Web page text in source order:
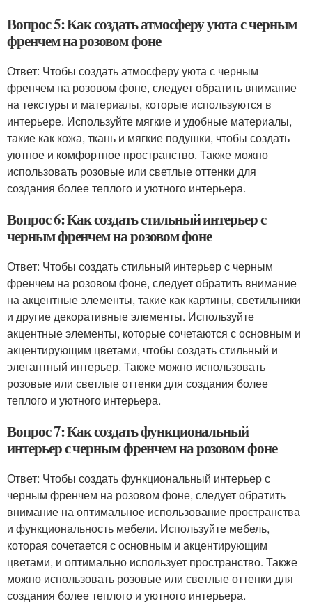
Вопрос 5: Как создать атмосферу уюта с черным
френчем на розовом фоне
Ответ: Чтобы создать атмосферу уюта с черным
френчем на розовом фоне, следует обратить внимание
на текстуры и материалы, которые используются в
интерьере. Используйте мягкие и удобные материалы,
такие как кожа, ткань и мягкие подушки, чтобы создать
уютное и комфортное пространство. Также можно
использовать розовые или светлые оттенки для
создания более теплого и уютного интерьера.
Вопрос 6: Как создать стильный интерьер с
черным френчем на розовом фоне
Ответ: Чтобы создать стильный интерьер с черным
френчем на розовом фоне, следует обратить внимание
на акцентные элементы, такие как картины, светильники
и другие декоративные элементы. Используйте
акцентные элементы, которые сочетаются с основным и
акцентирующим цветами, чтобы создать стильный и
элегантный интерьер. Также можно использовать
розовые или светлые оттенки для создания более
теплого и уютного интерьера.
Вопрос 7: Как создать функциональный
интерьер с черным френчем на розовом фоне
Ответ: Чтобы создать функциональный интерьер с
черным френчем на розовом фоне, следует обратить
внимание на оптимальное использование пространства
и функциональность мебели. Используйте мебель,
которая сочетается с основным и акцентирующим
цветами, и оптимально использует пространство. Также
можно использовать розовые или светлые оттенки для
создания более теплого и уютного интерьера.